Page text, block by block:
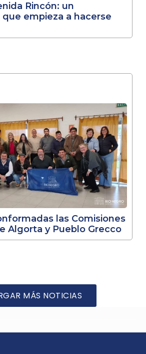
Rincón: un
empieza a hacerse
las Comisiones
Algorta y Pueblo Grecco
MÁS NOTICIAS